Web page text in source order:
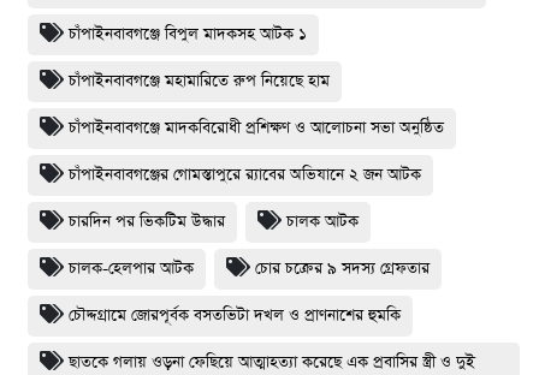
চাঁপাইনবাবগঞ্জে বিপুল মাদকসহ আটক ১
চাঁপাইনবাবগঞ্জে মহামারিতে রুপ নিয়েছে হাম
চাঁপাইনবাবগঞ্জে মাদকবিরোধী প্রশিক্ষণ ও আলোচনা সভা অনুষ্ঠিত
চাঁপাইনবাবগঞ্জের গোমস্তাপুরে র‍্যাবের অভিযানে ২ জন আটক
চারদিন পর ভিকটিম উদ্ধার চালক আটক
চালক-হেলপার আটক চোর চক্রের ৯ সদস্য গ্রেফতার
চৌদ্দগ্রামে জোরপূর্বক বসতভিটা দখল ও প্রাণনাশের হুমকি
ছাতকে গলায় ওড়না ফেছিয়ে আত্মাহত্যা করেছে এক প্রবাসির স্ত্রী ও দুই